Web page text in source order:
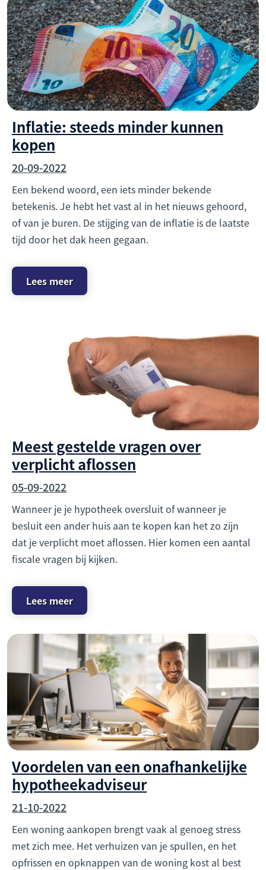
Inflatie: steeds minder kunnen
kopen
20-09-2022
Een bekend woord, een iets minder bekende
betekenis. Je hebt het vast al in het nieuws gehoord,
of van je buren. De stijging van de inflatie is de laatste
tijd door het dak heen gegaan.
Lees meer
Meest gestelde vragen over
verplicht aflossen
05-09-2022
Wanneer je je hypotheek oversluit of wanneer je
besluit een ander huis aan te kopen kan het zo zijn
dat je verplicht moet aflossen. Hier komen een aantal
fiscale vragen bij kijken.
Lees meer
Voordelen van een onafhankelijke
hypotheekadviseur
21-10-2022
Een woning aankopen brengt vaak al genoeg stress
met zich mee. Het verhuizen van je spullen, en het
opfrissen en opknappen van de woning kost al best